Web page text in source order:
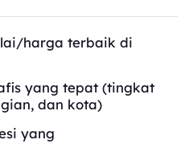
harga terbaik di
yang tepat (tingkat
dan kota)
yang